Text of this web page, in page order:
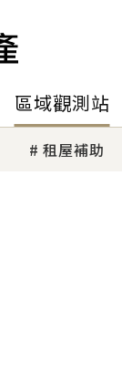
區域觀測站
租屋補助